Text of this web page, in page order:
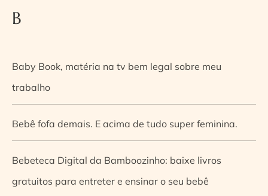
B
Baby Book, matéria na tv bem legal sobre meu
trabalho
Bebê fofa demais. E acima de tudo super feminina.
Bebeteca Digital da Bamboozinho: baixe livros
gratuitos para entreter e ensinar o seu bebê